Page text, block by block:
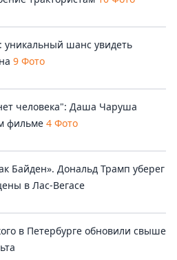
уникальный шанс увидеть
9 Фото
человека": Даша Чаруша
фильме 4 Фото
Байден». Дональд Трамп уберег
в Лас-Вегасе
в Петербурге обновили свыше